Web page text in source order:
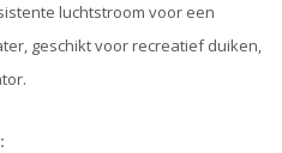
luchtstroom voor een
geschikt voor recreatief duiken,